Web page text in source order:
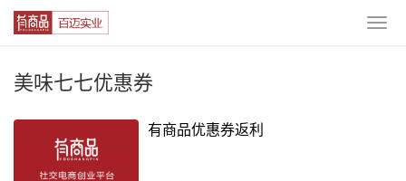
美味七七优惠券
有商品优惠券返利